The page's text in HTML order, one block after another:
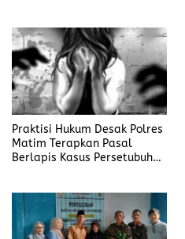
Praktisi Hukum Desak Polres
Matim Terapkan Pasal
Berlapis Kasus Persetubuhan